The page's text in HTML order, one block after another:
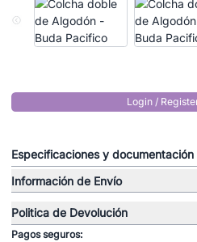
Login /
Especificaciones y
Información de Envío
Politica de Devolución
Pagos seguros: